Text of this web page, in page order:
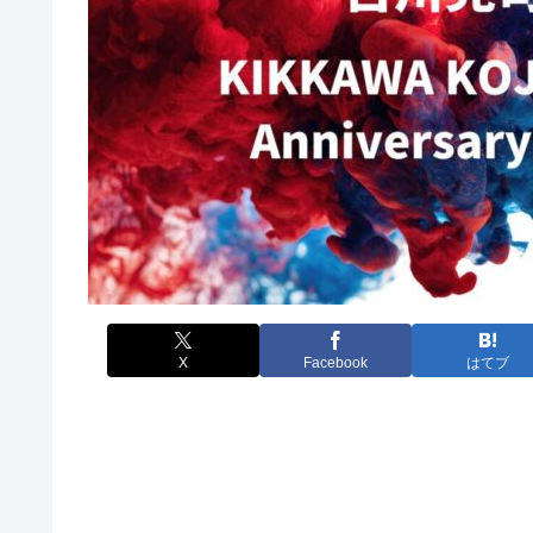
X Facebook はてブ